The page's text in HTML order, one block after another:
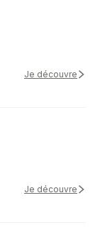
Je découvre
Je découvre